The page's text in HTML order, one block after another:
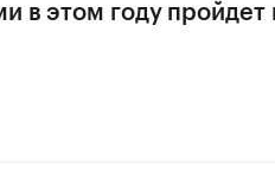
в этом году пройдет